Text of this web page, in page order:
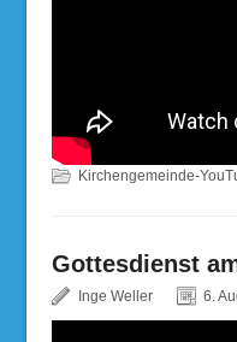
Kirchengemeinde-
Gottesdienst
Inge Weller 6.